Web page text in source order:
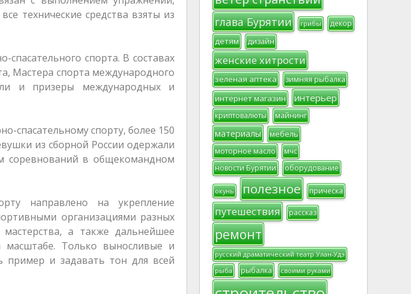
технические средства взяты из
спорта. В составах
Мастера спорта международного
и призеры международных и
спасательному спорту, более 150
из сборной России одержали
соревнований в общекомандном
направлено на укрепление
организациями разных
а также дальнейшее
масштабе. Только выносливые и
пример и задавать тон для всей
глава Бурятии грибы декор
детям дизайн
женские хитрости
зеленая аптека зимняя рыбалка
интернет магазин интерьер
криптовалюты майнинг
материалы мебель
моторное масло
мчс
новости Бурятии
оборудование
окунь полезное прическа
путешествия рассказ
ремонт
русский драматический театр Улан-Удэ
рыба
рыбалка своими руками